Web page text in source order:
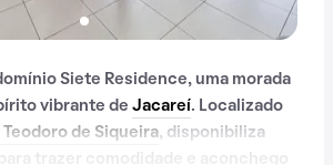
Siete Residence, uma morada
vibrante de Jacareí. Localizado
de Siqueira, disponibiliza